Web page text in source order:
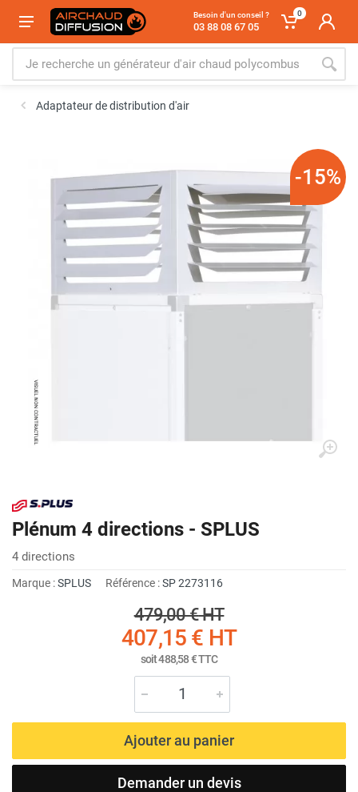
Besoin d'un conseil ?
03 88 08 67 05
0
Adaptateur de distribution d'air
-15%
Plénum 4 directions - SPLUS
4 directions
Marque :SPLUS Référence :SP 2273116
479,00 €HT
407,15 € HT
soit488,58 €TTC
Ajouter au panier
Demander un devis